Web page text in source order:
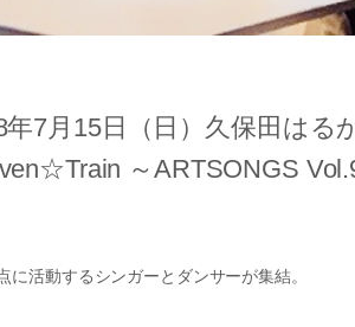
年7月15日（日）久保田はる
～ARTSONGS
に活動するシンガーとダンサーが集結。